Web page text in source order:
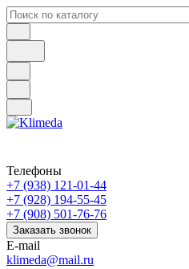
Телефоны
+7 (938) 121-01-44
+7 (928) 194-55-45
+7 (908) 501-76-76
Заказать звонок
E-mail
klimeda@mail.ru